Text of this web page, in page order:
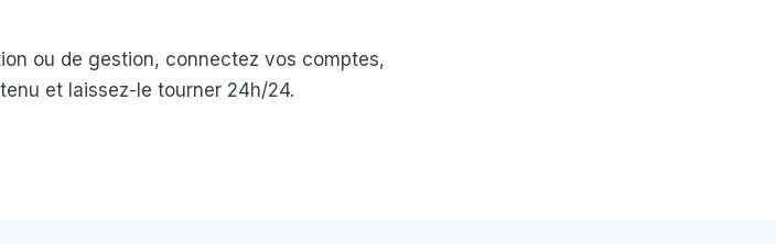
ou de gestion, connectez vos comptes,
et laissez-le tourner 24h/24.